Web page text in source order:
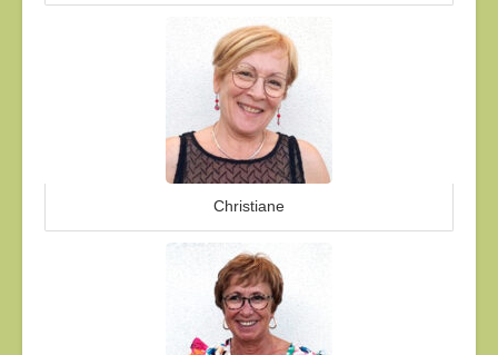
Christiane